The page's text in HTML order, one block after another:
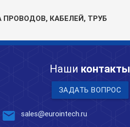
ПРОВОДОВ, КАБЕЛЕЙ, ТРУБ
Наши контакты
ЗАДАТЬ ВОПРОС
mail sales@eurointech.ru